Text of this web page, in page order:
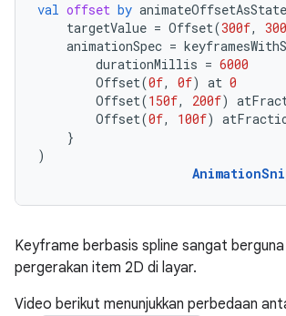
val offset by animateOffsetAsState
targetValue = Offset(300f,
animationSpec =
durationMillis = 6000
Offset(0f, 0f) at 0
Offset(150f, 200f)
Offset(0f, 100f)
}
)
Keyframe berbasis spline sangat
pergerakan item 2D di layar.
Video berikut menunjukkan perbedaan